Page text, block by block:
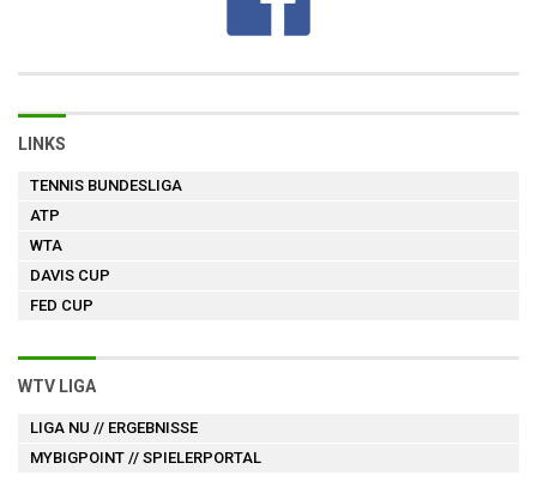
LINKS
TENNIS BUNDESLIGA
ATP
WTA
DAVIS CUP
FED CUP
WTV LIGA
LIGA NU // ERGEBNISSE
MYBIGPOINT // SPIELERPORTAL